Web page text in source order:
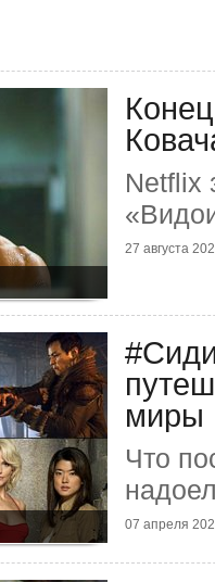
Netflix
27 августа
миры
Что
07 апреля